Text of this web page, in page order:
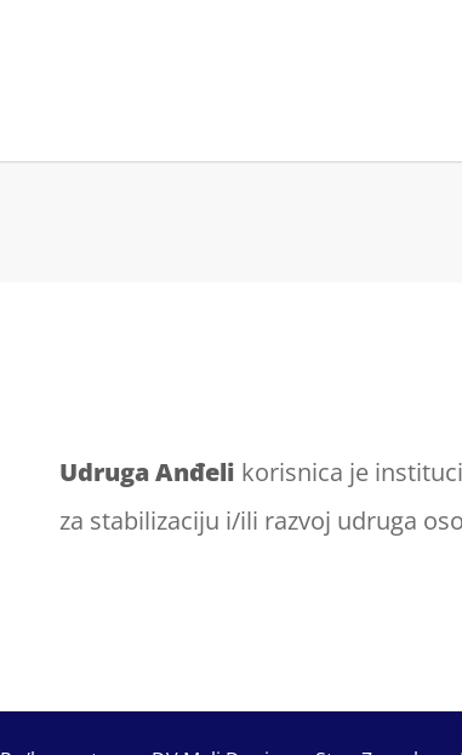
Udruga Anđeli korisnica je
za stabilizaciju i/ili razvoj udruga